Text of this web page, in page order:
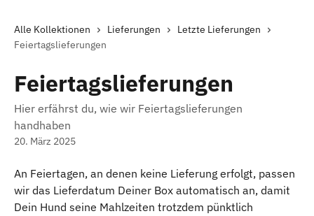
Alle Kollektionen Lieferungen
Letzte Lieferungen
Feiertagslieferungen
Feiertagslieferungen
Hier erfährst du, wie wir Feiertagslieferungen
handhaben
20. März 2025
An Feiertagen, an denen keine Lieferung erfolgt, passen
wir das Lieferdatum Deiner Box automatisch an, damit
Dein Hund seine Mahlzeiten trotzdem pünktlich